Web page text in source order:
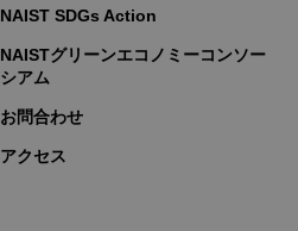
NAIST SDGs Action
NAISTグリーンエコノミーコンソー
シアム
お問合わせ
アクセス